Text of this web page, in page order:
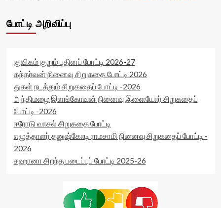
போட்டி அறிவிப்பு
குவிகம் குறும் புதினப் போட்டி 2026-27
கந்தர்வன் நினைவு சிறுகதை போட்டி 2026
துகள் நடத்தும் சிறுகதைப் போட்டி -2026
அந்திமழை இளங்கோவன் நினைவு இளையோர் சிறுகதைப்
போட்டி -2026
ஈரோடு வாசல் சிறுகதை போட்டி
எழுத்தாளர் தனுஷ்கோடி ராமசாமி நினைவு சிறுகதைப் போட்டி -
2026
சஹானா சிறந்த படைப்புப் போட்டி 2025-26